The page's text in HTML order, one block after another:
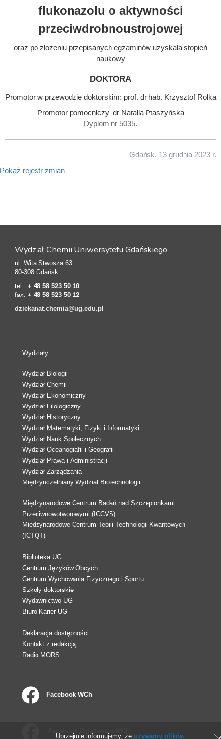
flukonazolu o aktywności
przeciwdrobnoustrojowej
oraz po złożeniu przepisanych egzaminów uzyskała stopień
naukowy
doktora
Promotor w przewodzie doktorskim: prof. dr hab. Krzysztof Rolka
Promotor pomocniczy: dr Natalia Ptaszyńska
Dyplom nr 5035.
Gdańsk, 13 grudnia 2023 r.
Pokaż rejestr zmian
Wydział Chemii Uniwersytetu Gdańskiego
ul. Wita Stwosza 63
80-308 Gdańsk
tel.: + 48 58 523 50 10
fax: + 48 58 523 50 12
dziekanat.chemia@ug.edu.pl
Wydziały
Wydział Biologii
Wydział Chemii
Wydział Ekonomiczny
Wydział Filologiczny
Wydział Historyczny
Wydział Matematyki, Fizyki i Informatyki
Wydział Nauk Społecznych
Wydział Oceanografii i Geografii
Wydział Prawa i Administracji
Wydział Zarządzania
Międzyuczelniany Wydział Biotechnologii
Międzynarodowe Centrum Badań nad Szczepionkami
Przeciwnowotworowymi (ICCVS)
Międzynarodowe Centrum Teorii Technologii Kwantowych
(ICTQT)
Biblioteka UG
Centrum Języków Obcych
Centrum Wychowania Fizycznego i Sportu
Szkoły doktorskie
Wydawnictwo UG
Biuro Karier UG
Deklaracja dostępności
Kontakt z redakcją
Radio MORS
Facebook WCh
Uprzejmie informujemy, że używamy plików